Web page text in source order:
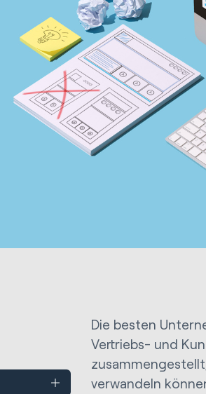
Die besten
Vertriebs- und
verwandeln